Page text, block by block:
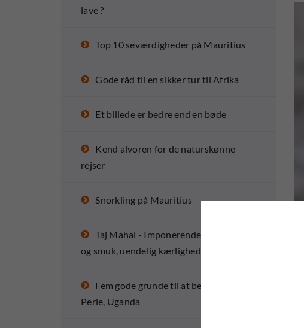
lave ?
Top 10 seværdigheder på Mauritius
Gode råd til en sikker tur til Afrika
Et billede er bedre end en bøde
Kend alvoren for de naturskønne
rejser
Snorkling på Mauritius
Taj Mahal - Imponerende arkitektur
og smuk, uendelig kærlighed.
Fem gode grunde til at besøge Afrikas
Perle, Uganda